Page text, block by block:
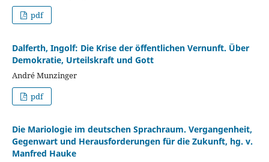
pdf
Dalferth, Ingolf: Die Krise der öffentlichen Vernunft. Über
Demokratie, Urteilskraft und Gott
André Munzinger
pdf
Die Mariologie im deutschen Sprachraum. Vergangenheit,
Gegenwart und Herausforderungen für die Zukunft, hg. v.
Manfred Hauke